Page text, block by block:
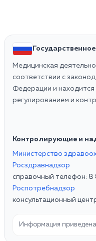
Медицинская
соответствии с
Федерации и
регулированием и
Контролирующие и
Министерство
Росздравнадзор
справочный телефон:
Роспотребнадзор
консультационный
Информация